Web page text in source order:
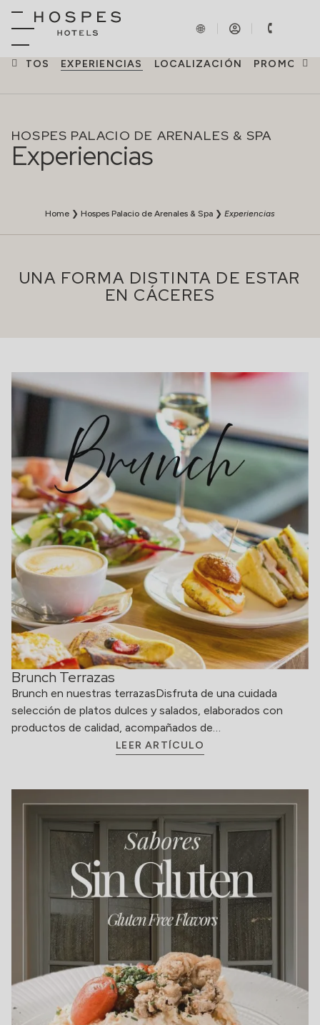
EXPERIENCIAS LOCALIZACIÓN
HOSPES PALACIO DE ARENALES & SPA
Experiencias
Home ❯ Hospes Palacio de Arenales & Spa ❯ Experiencias
UNA FORMA DISTINTA DE ESTAR
EN CÁCERES
Brunch Terrazas
Brunch en nuestras terrazasDisfruta de una cuidada
selección de platos dulces y salados, elaborados con
productos de calidad, acompañados de…
LEER ARTÍCULO